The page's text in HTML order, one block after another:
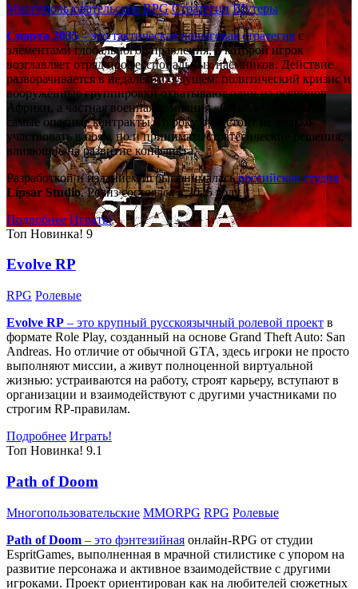
Многопользовательские RPG Стратегии Шутеры
Спарта 2035– это тактическаяпошаговая стратегияс
элементами глобального управления, в которой игрок
возглавляет отряд профессиональных наёмников. Действие
разворачивается в недалёком будущем: политический кризис и
вооружённые группировки охватывают один из регионов
Африки, а частная военная компания «Спарта» берётся за
самые опасные контракты. Игроку предстоит не только
участвовать в боях, но и принимать стратегические решения,
влияющие на развитие конфликта.
Разработкой и изданием игры занималасьроссийская студия
Lipsar Studio. Релиз состоялся в 2025 году.
Подробнее Играть!
Топ Новинка! 9
Evolve RP
RPG Ролевые
Evolve RP – это крупный русскоязычный ролевой проект в
формате Role Play, созданный на основе Grand Theft Auto: San
Andreas. Но отличие от обычной GTA, здесь игроки не просто
выполняют миссии, а живут полноценной виртуальной
жизнью: устраиваются на работу, строят карьеру, вступают в
организации и взаимодействуют с другими участниками по
строгим RP-правилам.
Подробнее Играть!
Топ Новинка! 9.1
Path of Doom
Многопользовательские MMORPG RPG Ролевые
Path of Doom – это фэнтезийная онлайн-RPG от студии
EspritGames, выполненная в мрачной стилистике с упором на
развитие персонажа и активное взаимодействие с другими
игроками. Проект ориентирован как на любителей сюжетных